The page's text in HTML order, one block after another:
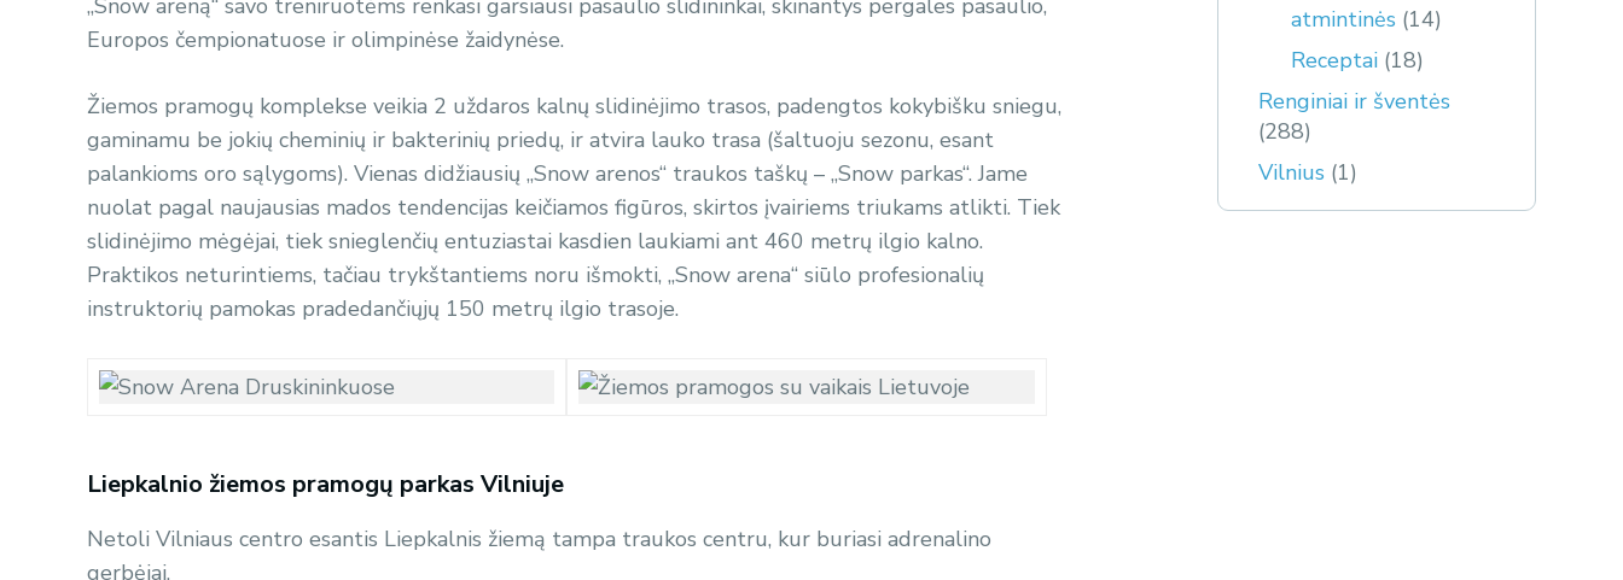
Europos čempionatuose ir olimpinėse žaidynėse.
Žiemos pramogų komplekse veikia 2 uždaros kalnų slidinėjimo trasos, padengtos kokybišku sniegu,
gaminamu be jokių cheminių ir bakterinių priedų, ir atvira lauko trasa (šaltuoju sezonu, esant
palankioms oro sąlygoms). Vienas didžiausių „Snow arenos“ traukos taškų – „Snow parkas“. Jame
nuolat pagal naujausias mados tendencijas keičiamos figūros, skirtos įvairiems triukams atlikti. Tiek
slidinėjimo mėgėjai, tiek snieglenčių entuziastai kasdien laukiami ant 460 metrų ilgio kalno.
Praktikos neturintiems, tačiau trykštantiems noru išmokti, „Snow arena“ siūlo profesionalių
instruktorių pamokas pradedančiųjų 150 metrų ilgio trasoje.
Liepkalnio žiemos pramogų parkas Vilniuje
Netoli Vilniaus centro esantis Liepkalnis žiemą tampa traukos centru, kur buriasi adrenalino
gerbėjai.
atmintinės (14)
Receptai (18)
Renginiai ir šventės
(288)
Vilnius (1)